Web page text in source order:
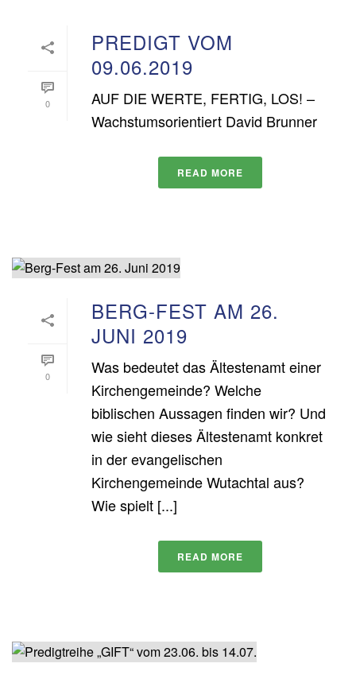
0
PREDIGT VOM
09.06.2019
AUF DIE WERTE, FERTIG, LOS! –
Wachstumsorientiert David Brunner
READ MORE
0
BERG-FEST AM 26.
JUNI 2019
Was bedeutet das Ältestenamt einer
Kirchengemeinde? Welche
biblischen Aussagen finden wir? Und
wie sieht dieses Ältestenamt konkret
in der evangelischen
Kirchengemeinde Wutachtal aus?
Wie spielt [...]
READ MORE